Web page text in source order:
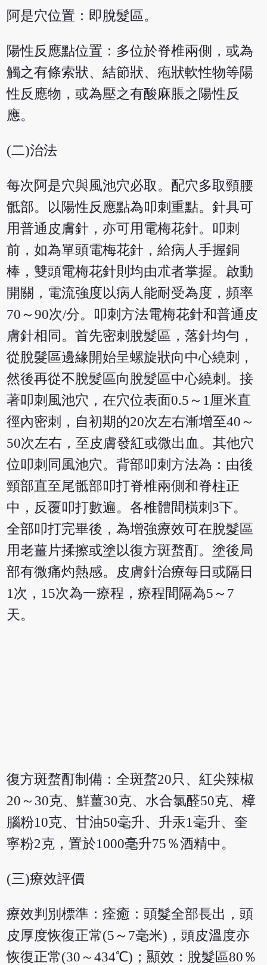
阿是穴位置：即脫髮區。
陽性反應點位置：多位於脊椎兩側，或為
觸之有條索狀、結節狀、疱狀軟性物等陽
性反應物，或為壓之有酸麻脹之陽性反
應。
(二)治法
每次阿是穴與風池穴必取。配穴多取頸腰
骶部。以陽性反應點為叩刺重點。針具可
用普通皮膚針，亦可用電梅花針。叩刺
前，如為單頭電梅花針，給病人手握銅
棒，雙頭電梅花針則均由朮者掌握。啟動
開關，電流強度以病人能耐受為度，頻率
70～90次/分。叩刺方法電梅花針和普通皮
膚針相同。首先密刺脫髮區，落針均勻，
從脫髮區邊緣開始呈螺旋狀向中心繞刺，
然後再從不脫髮區向脫髮區中心繞刺。接
著叩刺風池穴，在穴位表面0.5～1厘米直
徑內密刺，自初期的20次左右漸增至40～
50次左右，至皮膚發紅或微出血。其他穴
位叩刺同風池穴。背部叩刺方法為：由後
頸部直至尾骶部叩打脊椎兩側和脊柱正
中，反覆叩打數遍。各椎體間橫刺3下。
全部叩打完畢後，為增強療效可在脫髮區
用老薑片揉擦或塗以復方斑蝥酊。塗後局
部有微痛灼熱感。皮膚針治療每日或隔日
1次，15次為一療程，療程間隔為5～7
天。
復方斑蝥酊制備：全斑蝥20只、紅尖辣椒
20～30克、鮮薑30克、水合氯醛50克、樟
腦粉10克、甘油50毫升、升汞1毫升、奎
寧粉2克，置於1000毫升75％酒精中。
(三)療效評價
療效判別標準：痊癒：頭髮全部長出，頭
皮厚度恢復正常(5～7毫米)，頭皮溫度亦
恢復正常(30～434℃)；顯效：脫髮區80％